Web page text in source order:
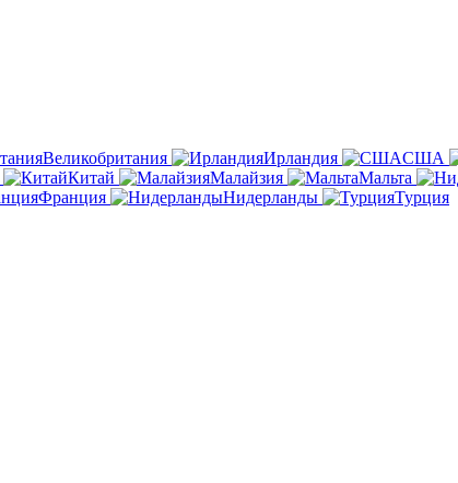
Великобритания Ирландия США
Китай Малайзия Мальта
Франция Нидерланды
Турция